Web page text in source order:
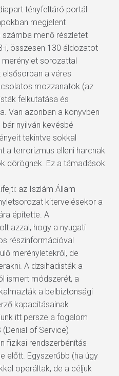
tényfeltáró portál
megjelent
menő részletet
i, összesen 130 áldozatot
sorozattal
a véres
mozzanatok (az
felkutatása és
Van azonban a könyvben
nyilván kevésbé
tekintve sokkal
a terrorizmus elleni harcnak
dörögnek. Ez a támadások
az Iszlám Állam
kitervelésekor a
építette. A
azzal, hogy a nyugati
részinformációval
merényletekről, de
A dzsihadisták a
ismert módszerét, a
a belbiztonsági
kapacitásainak
itt persze a fogalom
of Service)
fizikai rendszerbénítás
előtt. Egyszerűbb (ha úgy
operáltak, de a céljuk